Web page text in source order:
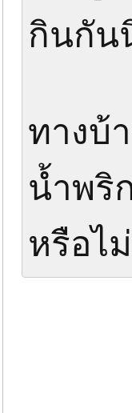
กินกัน
ทางบ้
น้ำพริ
หรือไ